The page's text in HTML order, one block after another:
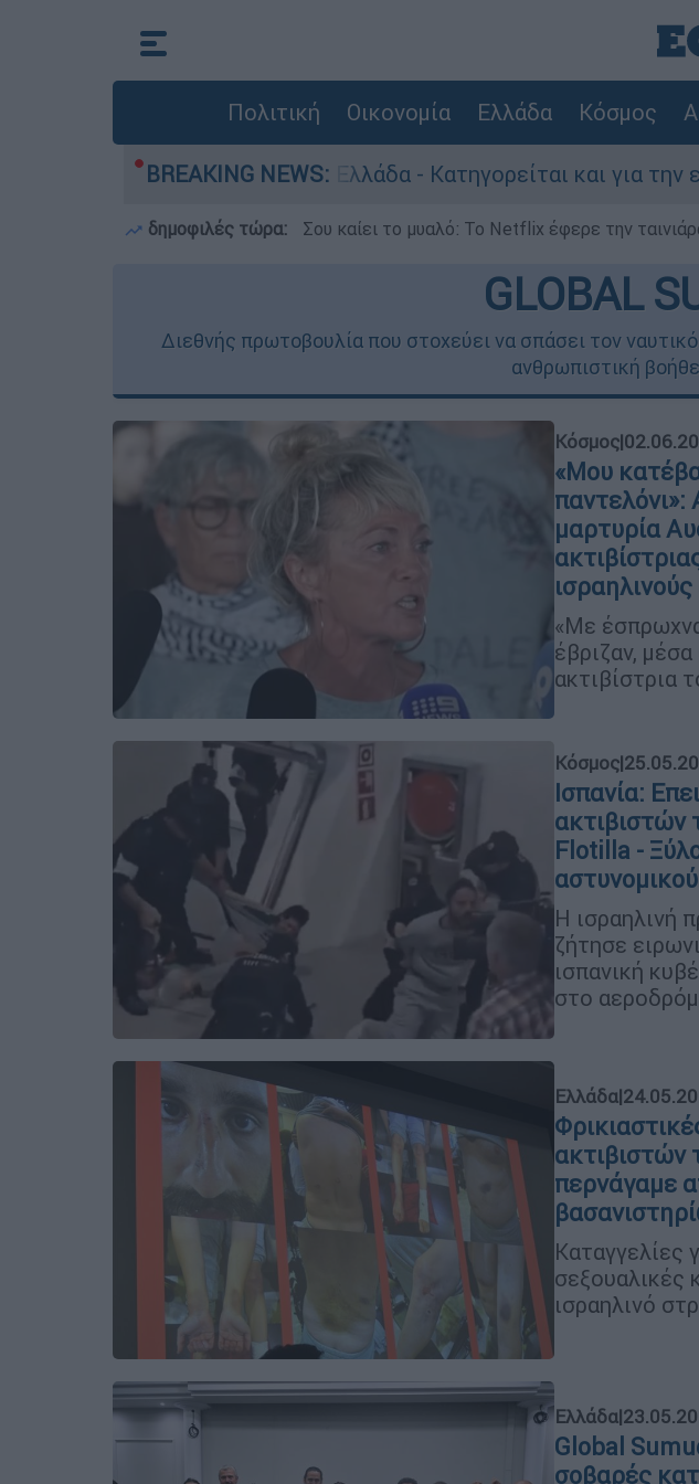
Πολιτική Οικονομία Ελλάδα Κόσμος
BREAKING NEWS:
στην Ελλάδα - Κατηγορείται και για την εκτέλεση
δημοφιλές τώρα: Σου καίει το μυαλό: Το Netflix έφερε την
GLOBAL
Διεθνής πρωτοβουλία που στοχεύει να σπάσει τον
ανθρωπιστική
Κόσμος|
«Μου
παντελόνι»:
μαρτυρία
«Με
έβριζαν,
ακτιβίστρια
Κόσμος|
Ισπανία:
ακτιβιστών
Flotilla -
Η ισραηλινή
ζήτησε
ισπανική
στο
Ελλάδα|
ακτιβιστών
περνάγαμε
Καταγγελίες
σεξουαλικές
ισραηλινό
Ελλάδα|
Global
σοβαρές